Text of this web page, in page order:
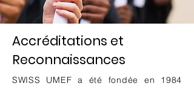
Accréditations et
Reconnaissances
SWISS UMEF a été fondée en 1984